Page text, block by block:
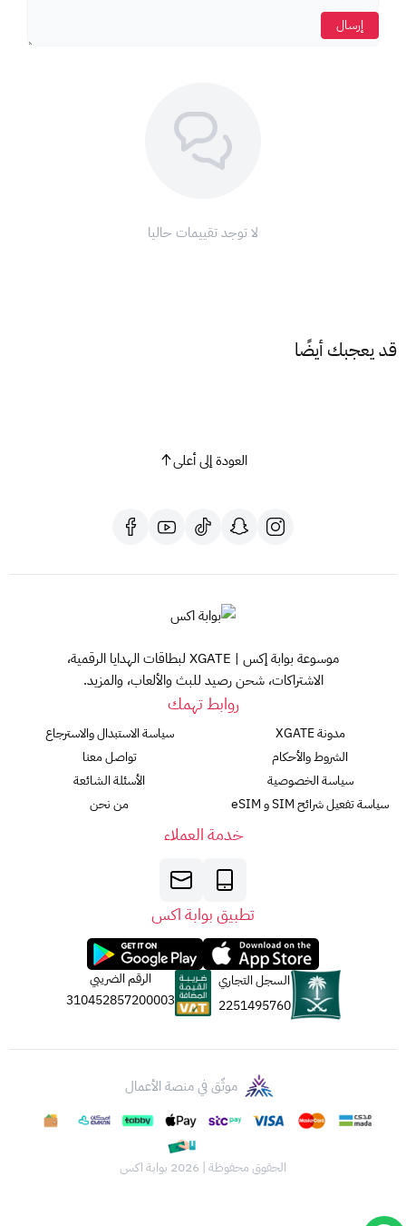
إرسال
لا توجد تقييمات حاليا
قد يعجبك أيضًا
العودة إلى أعلى
موسوعة بوابة إكس | XGATE لبطاقات الهدايا الرقمية،
الاشتراكات، شحن رصيد للبث والألعاب، والمزيد.
روابط تهمك
مدونة XGATE
الشروط والأحكام
سياسة الخصوصية
سياسة تفعيل شرائح SIM و eSIM
سياسة الاستبدال والاسترجاع
تواصل معنا
الأسئلة الشائعة
من نحن
خدمة العملاء
تطبيق بوابة اكس
السجل التجاري
2251495760
الرقم الضريبي
310452857200003
موثّق في منصة الأعمال
الحقوق محفوظة | 2026 بوابة اكس